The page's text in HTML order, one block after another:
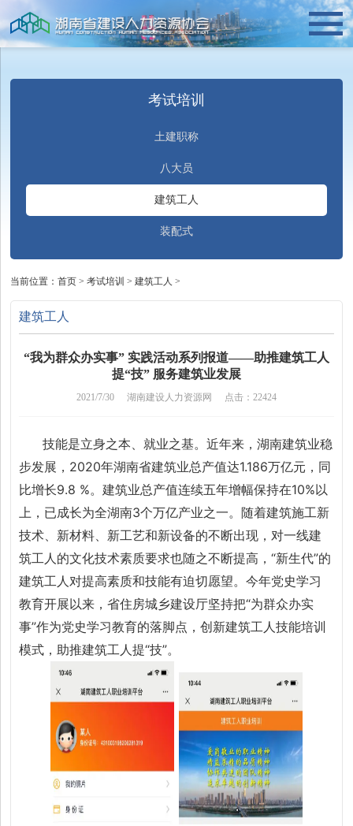
考试培训
土建职称
八大员
建筑工人
装配式
当前位置：首页 >考试培训 >建筑工人 >
建筑工人
“我为群众办实事” 实践活动系列报道——助推建筑工人
提“技” 服务建筑业发展
2021/7/30 湖南建设人力资源网 点击：22424
技能是立身之本、就业之基。近年来，湖南建筑业稳
步发展，2020年湖南省建筑业总产值达1.186万亿元，同
比增长9.8 %。建筑业总产值连续五年增幅保持在10%以
上，已成长为全湖南3个万亿产业之一。随着建筑施工新
技术、新材料、新工艺和新设备的不断出现，对一线建
筑工人的文化技术素质要求也随之不断提高，“新生代”的
建筑工人对提高素质和技能有迫切愿望。今年党史学习
教育开展以来，省住房城乡建设厅坚持把“为群众办实
事”作为党史学习教育的落脚点，创新建筑工人技能培训
模式，助推建筑工人提“技”。